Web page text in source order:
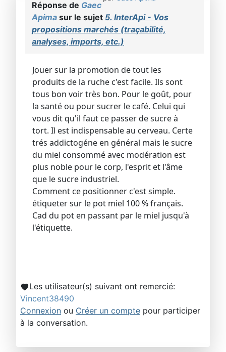
Réponse de Gaec
Apima sur le sujet 5. InterApi - Vos
propositions marchés (traçabilité,
analyses, imports, etc.)
Jouer sur la promotion de tout les
produits de la ruche c'est facile. Ils sont
tous bon voir très bon. Pour le goût, pour
la santé ou pour sucrer le café. Celui qui
vous dit qu'il faut ce passer de sucre à
tort. Il est indispensable au cerveau. Certe
trés addictogéne en général mais le sucre
du miel consommé avec modération est
plus noble pour le corp, l'esprit et l'âme
que le sucre industriel.
Comment ce positionner c'est simple.
étiqueter sur le pot miel 100 % français.
Cad du pot en passant par le miel jusqu'à
l'étiquette.
Les utilisateur(s) suivant ont remercié:
Vincent38490
Connexion ou Créer un compte pour participer
à la conversation.